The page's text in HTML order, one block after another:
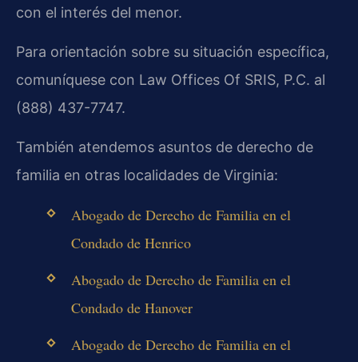
con el interés del menor.
Para orientación sobre su situación específica,
comuníquese con Law Offices Of SRIS, P.C. al
(888) 437-7747.
También atendemos asuntos de derecho de
familia en otras localidades de Virginia:
Abogado de Derecho de Familia en el
Condado de Henrico
Abogado de Derecho de Familia en el
Condado de Hanover
Abogado de Derecho de Familia en el